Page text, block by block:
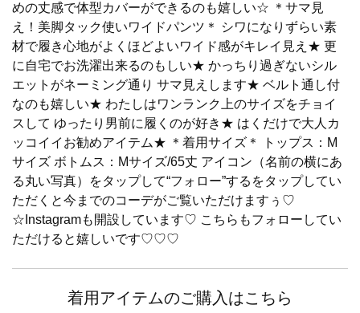
めの丈感で体型カバーができるのも嬉しい☆ ＊サマ見
え！美脚タック使いワイドパンツ＊ シワになりずらい素
材で履き心地がよくほどよいワイド感がキレイ見え★ 更
に自宅でお洗濯出来るのもしい★ かっちり過ぎないシル
エットがネーミング通り サマ見えします★ ベルト通し付
なのも嬉しい★ わたしはワンランク上のサイズをチョイ
スして ゆったり男前に履くのが好き★ はくだけで大人カ
ッコイイお勧めアイテム★ ＊着用サイズ＊ トップス：M
サイズ ボトムス：Mサイズ/65丈 アイコン（名前の横にあ
る丸い写真）をタップして“フォロー”するをタップしてい
ただくと今までのコーデがご覧いただけますぅ♡
☆Instagramも開設しています♡ こちらもフォローしてい
ただけると嬉しいです♡♡♡
着用アイテムのご購入はこちら